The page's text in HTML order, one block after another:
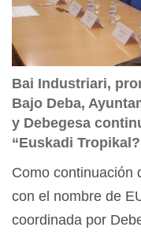
Bai Industriari,
Bajo Deba,
y Debegesa
“Euskadi
Como continuación
con el nombre de
coordinada por